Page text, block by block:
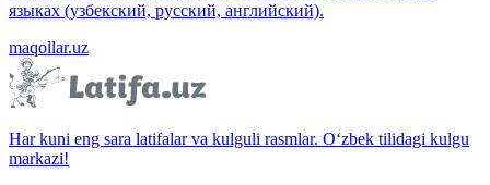
языках (узбекский, русский, английский).
maqollar.uz
Har kuni eng sara latifalar va kulguli rasmlar. O‘zbek tilidagi kulgu
markazi!